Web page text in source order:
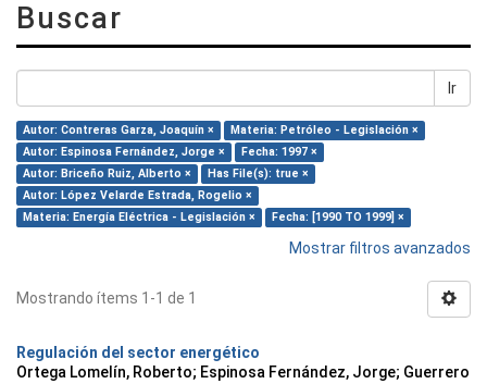
Buscar
Ir
Autor: Contreras Garza, Joaquín ×
Materia: Petróleo - Legislación ×
Autor: Espinosa Fernández, Jorge ×
Fecha: 1997 ×
Autor: Briceño Ruiz, Alberto ×
Has File(s): true ×
Autor: López Velarde Estrada, Rogelio ×
Materia: Energía Eléctrica - Legislación ×
Fecha: [1990 TO 1999] ×
Mostrar filtros avanzados
Mostrando ítems 1-1 de 1
Regulación del sector energético
Ortega Lomelín, Roberto; Espinosa Fernández, Jorge; Guerrero